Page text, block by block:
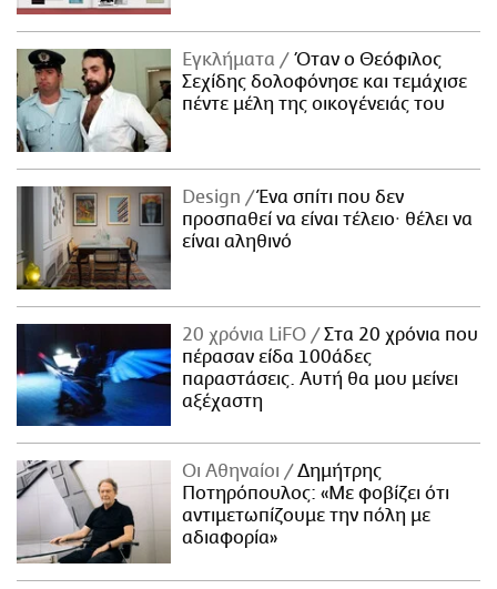
Εγκλήματα
Όταν ο Θεόφιλος
Σεχίδης δολοφόνησε και τεμάχισε
πέντε μέλη της οικογένειάς του
Design
Ένα σπίτι που δεν
προσπαθεί να είναι τέλειο· θέλει να
είναι αληθινό
20 χρόνια LiFO
Στα 20 χρόνια που
πέρασαν είδα 100άδες
παραστάσεις. Αυτή θα μου μείνει
αξέχαστη
Οι Αθηναίοι
Δημήτρης
Ποτηρόπουλος: «Με φοβίζει ότι
αντιμετωπίζουμε την πόλη με
αδιαφορία»